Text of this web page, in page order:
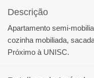
Descrição
Apartamento semi-
cozinha mobiliada,
Próximo à UNISC.